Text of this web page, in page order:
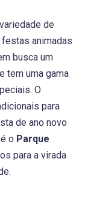
de
animadas
busca um
tem uma gama
O
para
de ano novo
o Parque
para a virada